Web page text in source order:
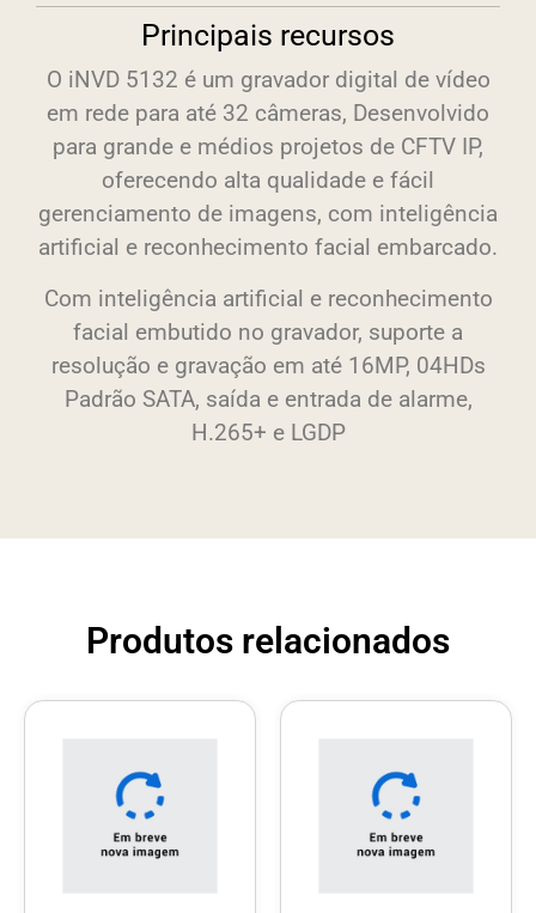
Principais recursos
O iNVD 5132 é um gravador digital de vídeo
em rede para até 32 câmeras, Desenvolvido
para grande e médios projetos de CFTV IP,
oferecendo alta qualidade e fácil
gerenciamento de imagens, com inteligência
artificial e reconhecimento facial embarcado.
Com inteligência artificial e reconhecimento
facial embutido no gravador, suporte a
resolução e gravação em até 16MP, 04HDs
Padrão SATA, saída e entrada de alarme,
H.265+ e LGDP
Produtos relacionados